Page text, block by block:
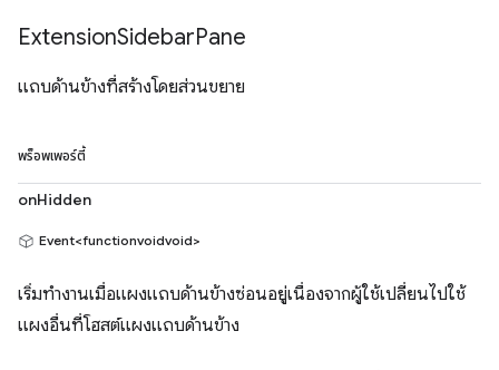
ExtensionSidebarPane
แถบด้านข้างที่สร้างโดยส่วนขยาย
พร็อพเพอร์ตี้
onHidden
Event<functionvoidvoid>
เริ่มทำงานเมื่อแผงแถบด้านข้างซ่อนอยู่เนื่องจากผู้ใช้เปลี่ยนไปใช้
แผงอื่นที่โฮสต์แผงแถบด้านข้าง